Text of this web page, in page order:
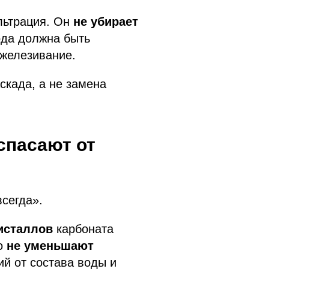
Он не убирает
должна быть
а не замена
от
карбоната
не уменьшают
от состава воды и